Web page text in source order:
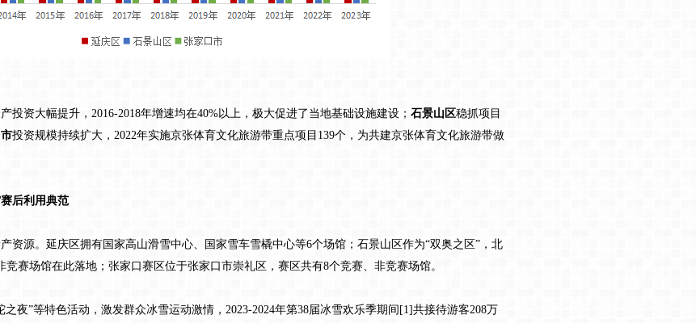
投资大幅提升，2016-2018年增速均在40%以上，极大促进了当地基础设施建设； 石景山区稳抓项目
投资规模持续扩大，2022年实施京张体育文化旅游带重点项目139个，为共建京张体育文化旅游带做
后利用典范
源。延庆区拥有国家高山滑雪中心、国家雪车雪橇中心等6个场馆；石景山区作为“双奥之区”，北
赛场馆在此落地；张家口赛区位于张家口市崇礼区，赛区共有8个竞赛、非竞赛场馆。
夜”等特色活动，激发群众冰雪运动激情，2023-2024年第38届冰雪欢乐季期间[1]共接待游客208万